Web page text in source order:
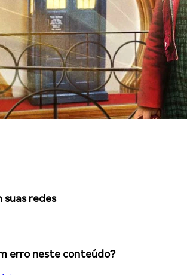
suas redes
erro neste conteúdo?